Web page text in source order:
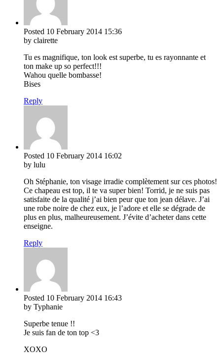
Posted 10 February 2014 15:36
by clairette
Tu es magnifique, ton look est superbe, tu es rayonnante et
ton make up so perfect!!!
Wahou quelle bombasse!
Bises
Reply
Posted 10 February 2014 16:02
by lulu
Oh Stéphanie, ton visage irradie complètement sur ces photos!
Ce chapeau est top, il te va super bien! Torrid, je ne suis pas
satisfaite de la qualité j’ai bien peur que ton jean délave. J’ai
une robe noire de chez eux, je l’adore et elle se dégrade de
plus en plus, malheureusement. J’évite d’acheter dans cette
enseigne.
Reply
Posted 10 February 2014 16:43
by Typhanie
Superbe tenue !!
Je suis fan de ton top <3
XOXO